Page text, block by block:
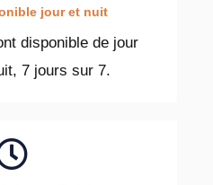
jour et nuit
disponible de jour
7 jours sur 7.